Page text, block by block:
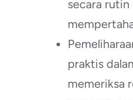
secara
praktis
memeriksa